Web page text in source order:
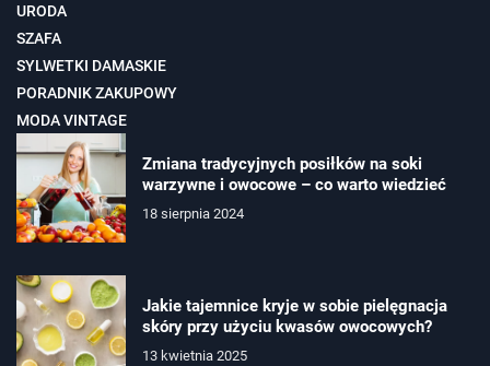
URODA
SZAFA
SYLWETKI DAMASKIE
PORADNIK ZAKUPOWY
MODA VINTAGE
Zmiana tradycyjnych posiłków na soki
warzywne i owocowe – co warto wiedzieć
18 sierpnia 2024
Jakie tajemnice kryje w sobie pielęgnacja
skóry przy użyciu kwasów owocowych?
13 kwietnia 2025